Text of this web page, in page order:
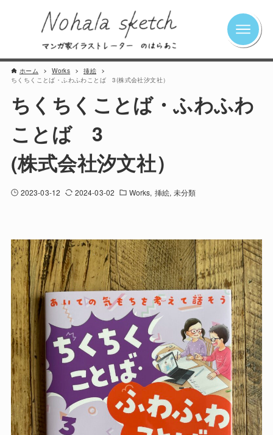
ホーム Works
挿絵
ちくちくことば・ふわふわことば 3(株式会社汐文社）
ちくちくことば・ふわふわ
ことば 3
(株式会社汐文社）
2023-03-12 2024-03-02 Works 挿絵 未分類